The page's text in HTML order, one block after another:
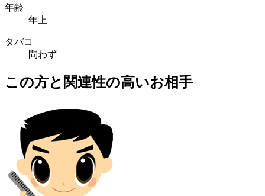
年齢
年上
タバコ
問わず
この方と関連性の高いお相手